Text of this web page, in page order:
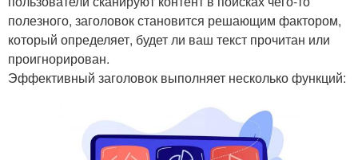
полезного, заголовок становится решающим фактором,
который определяет, будет ли ваш текст прочитан или
проигнорирован.
Эффективный заголовок выполняет несколько функций: